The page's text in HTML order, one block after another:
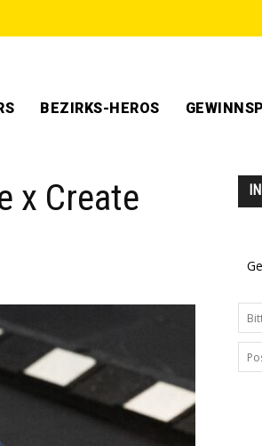
BEZIRKS-HEROS
x Create